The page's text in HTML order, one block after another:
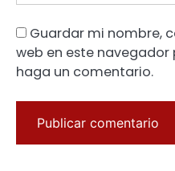
Guardar mi nombre,
web en este
haga un comentario.